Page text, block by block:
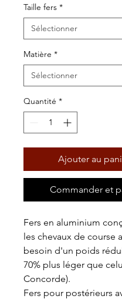
Taille fers *
Matière *
Quantité *
Ajouter au
Commander et
Fers en aluminium
les chevaux de course
besoin d'un poids
70% plus léger que
Concorde).
Fers pour postérieurs